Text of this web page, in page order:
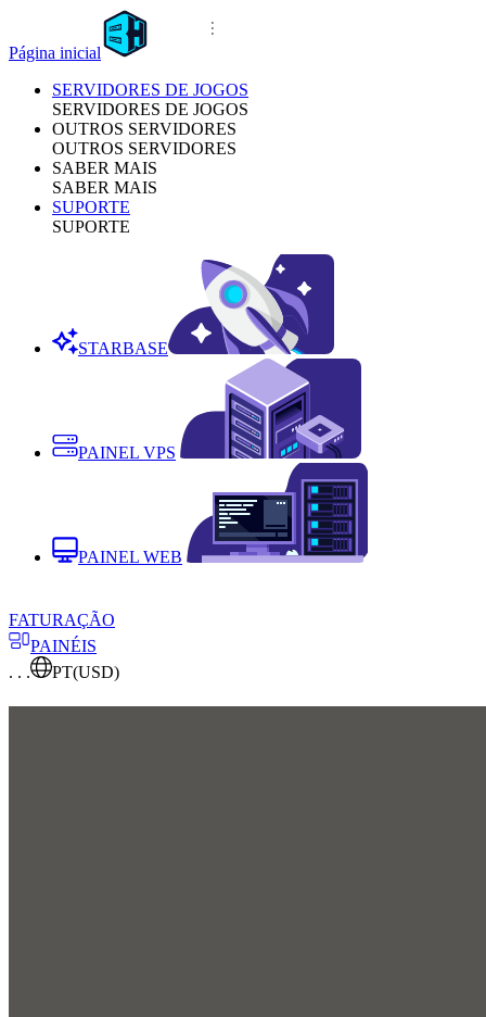
Página inicial
SERVIDORES DE JOGOS
SERVIDORES DE JOGOS
OUTROS SERVIDORES
OUTROS SERVIDORES
SABER MAIS
SABER MAIS
SUPORTE
SUPORTE
STARBASE
PAINEL VPS
PAINEL WEB
FATURAÇÃO
PAINÉIS
. . .
PT(USD)